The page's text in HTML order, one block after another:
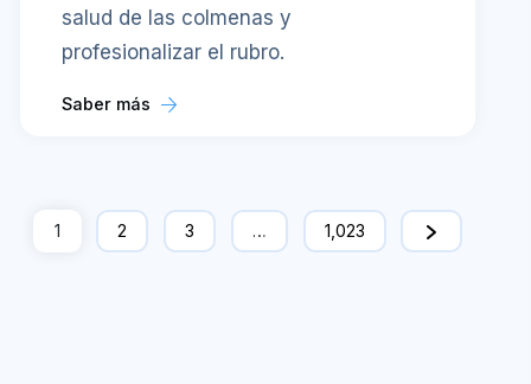
salud de las colmenas y
profesionalizar el rubro.
Saber más
1 2 3 … 1,023